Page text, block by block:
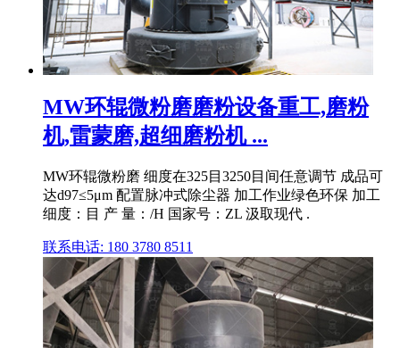
MW环辊微粉磨磨粉设备重工,磨粉
机,雷蒙磨,超细磨粉机 ...
MW环辊微粉磨 细度在325目3250目间任意调节 成品可
达d97≤5μm 配置脉冲式除尘器 加工作业绿色环保 加工
细度：目 产 量：/H 国家号：ZL 汲取现代 .
联系电话: 180 3780 8511